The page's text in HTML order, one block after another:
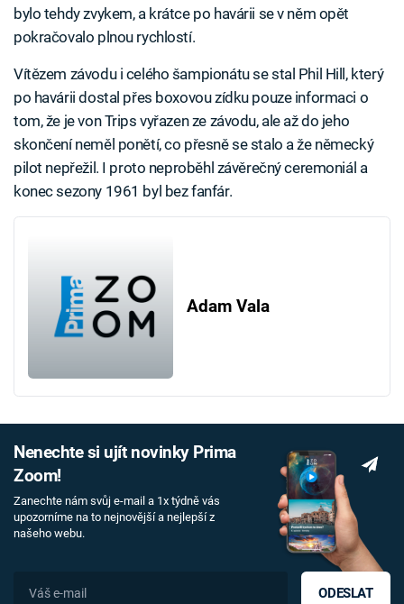
bylo tehdy zvykem, a krátce po havárii se v něm opět
pokračovalo plnou rychlostí.
Vítězem závodu i celého šampionátu se stal Phil Hill, který
po havárii dostal přes boxovou zídku pouze informaci o
tom, že je von Trips vyřazen ze závodu, ale až do jeho
skončení neměl ponětí, co přesně se stalo a že německý
pilot nepřežil. I proto neproběhl závěrečný ceremoniál a
konec sezony 1961 byl bez fanfár.
Adam Vala
Nenechte si ujít novinky Prima
Zoom!
Zanechte nám svůj e-mail a 1x týdně vás
upozorníme na to nejnovější a nejlepší z
našeho webu.
ODESLAT